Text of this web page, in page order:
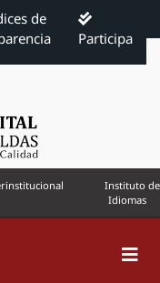
de
Participa
Instituto de
Idiomas